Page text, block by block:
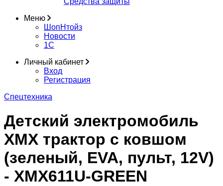
Меню
ШопНтойз
Новости
1C
Личный кабинет
Вход
Регистрация
Спецтехника
Детский электромобиль
XMX трактор с ковшом
(зеленый, EVA, пульт, 12V)
- XMX611U-GREEN